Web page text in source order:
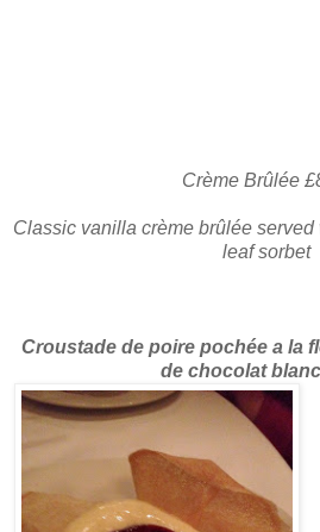
Crème Brûlée
Classic vanilla crème brûlée
leaf sorbet
Croustade de poire pochée a la
de chocolat